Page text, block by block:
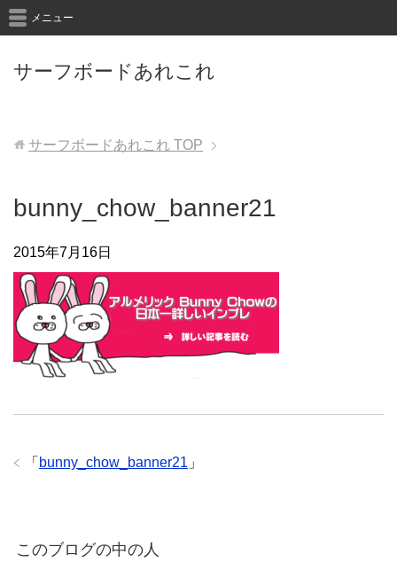
サーフボードあれこれ
メニュー
サーフボードあれこれ TOP
bunny_chow_banner21
2015年7月16日
「 bunny_chow_banner21 」
このブログの中の人